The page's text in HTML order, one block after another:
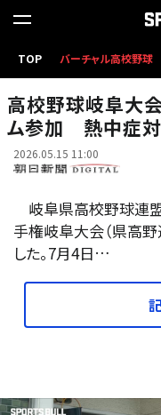
TOP バーチャル高校野球
岐阜県
高校野球岐阜大
ム参加 熱中症
2026.05.15 11:00
岐阜県高校野球連
手権岐阜大会（県高
した。7月4日…